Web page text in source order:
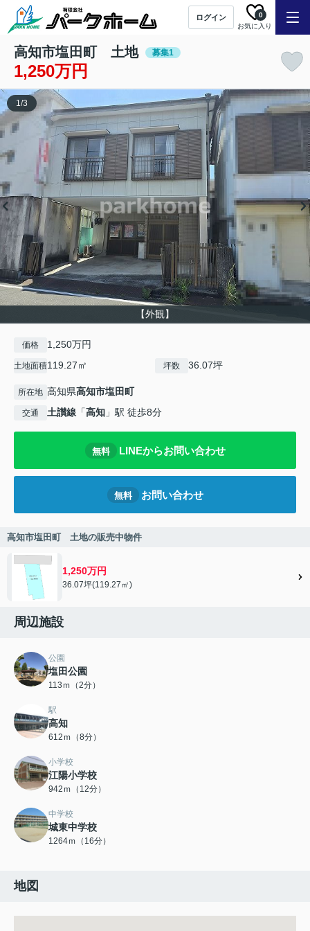
ログイン
お気に入り
0
高知市塩田町 土地 募集1
1,250万円
【外観】
1/3
価格 1,250万円
土地面積119.27㎡ 坪数 36.07坪
所在地 高知県高知市塩田町
交通 土讃線 「高知 」駅 徒歩8分
無料 LINEからお問い合わせ
無料 お問い合わせ
高知市塩田町 土地の販売中物件
1,250万円
36.07坪(119.27㎡)
周辺施設
公園
塩田公園
113ｍ（2分）
駅
高知
612ｍ（8分）
小学校
江陽小学校
942ｍ（12分）
中学校
城東中学校
1264ｍ（16分）
地図